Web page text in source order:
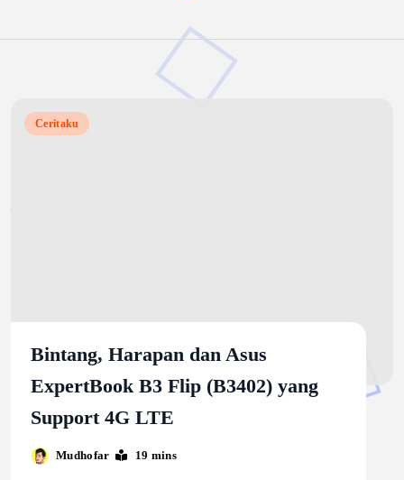
Ceritaku
Bintang, Harapan dan Asus
ExpertBook B3 Flip (B3402) yang
Support 4G LTE
Mudhofar 19 mins